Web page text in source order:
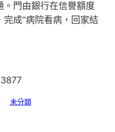
門由銀行在信譽額度
成“病院看病，回家結
未分類